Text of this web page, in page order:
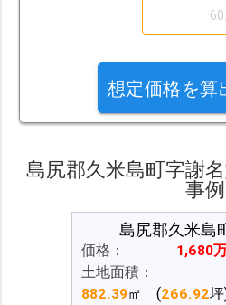
想定価格を
島尻郡久米島町字謝
事例
島尻郡久米島
価格：
1,680
土地面積：
882.39㎡ (266.92